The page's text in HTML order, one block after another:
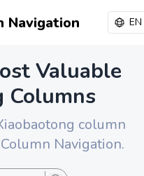
Navigation EN
Valuable
Columns
column
Navigation.